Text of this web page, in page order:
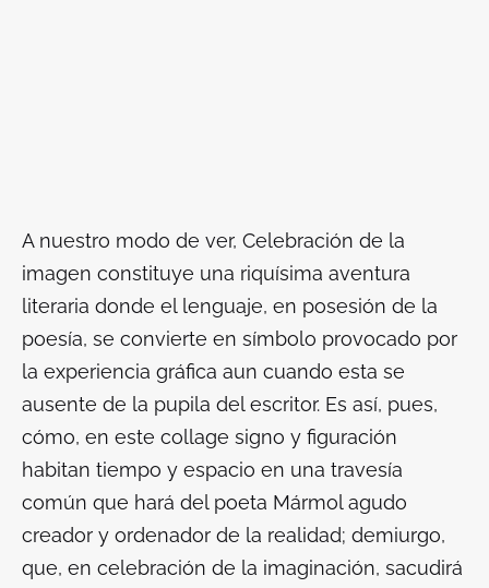
A nuestro modo de ver, Celebración de la
imagen constituye una riquísima aventura
literaria donde el lenguaje, en posesión de la
poesía, se convierte en símbolo provocado por
la experiencia gráfica aun cuando esta se
ausente de la pupila del escritor. Es así, pues,
cómo, en este collage signo y figuración
habitan tiempo y espacio en una travesía
común que hará del poeta Mármol agudo
creador y ordenador de la realidad; demiurgo,
que, en celebración de la imaginación, sacudirá